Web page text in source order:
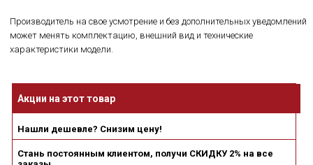
Производитель на свое усмотрение и без дополнительных уведомлений
может менять комплектацию, внешний вид и технические
характеристики модели.
Акции на этот товар
Нашли дешевле? Снизим цену!
Стань постоянным клиентом, получи СКИДКУ 2% на все